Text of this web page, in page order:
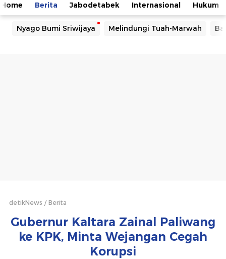
Home Berita Jabodetabek Internasional Hukum
Nyago Bumi Sriwijaya Melindungi Tuah-Marwah
detikNews Berita
Gubernur Kaltara Zainal Paliwang
ke KPK, Minta Wejangan Cegah
Korupsi